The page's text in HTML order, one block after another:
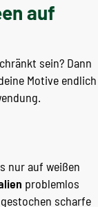
auf
sein? Dann
Motive endlich
nur auf weißen
problemlos
scharfe